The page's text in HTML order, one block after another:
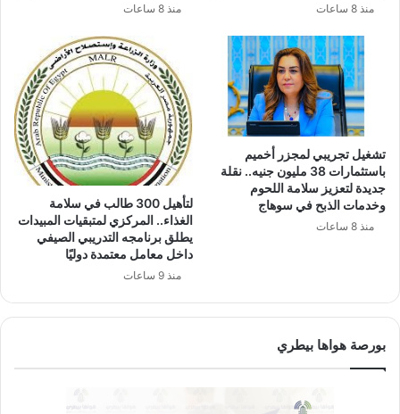
منذ 8 ساعات منذ 8 ساعات
تشغيل تجريبي لمجزر أخميم
باستثمارات 38 مليون جنيه.. نقلة
جديدة لتعزيز سلامة اللحوم
وخدمات الذبح في سوهاج
منذ 8 ساعات
لتأهيل 300 طالب في سلامة
الغذاء.. المركزي لمتبقيات المبيدات
يطلق برنامجه التدريبي الصيفي
داخل معامل معتمدة دوليًا
منذ 9 ساعات
بورصة هواها بيطري